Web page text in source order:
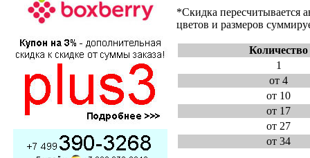
*Скидка пересчитывается
цветов и размеров
Количество
1
от 4
от 10
от 17
от 27
от 34